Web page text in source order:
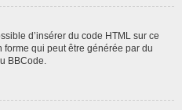
d’insérer du code HTML sur ce
qui peut être générée par du
BBCode.